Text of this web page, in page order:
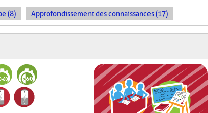
(8) Approfondissement des connaissances (17)